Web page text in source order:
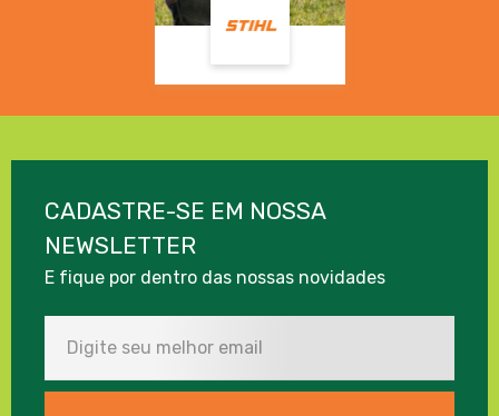
CADASTRE-SE EM NOSSA
NEWSLETTER
E fique por dentro das nossas novidades